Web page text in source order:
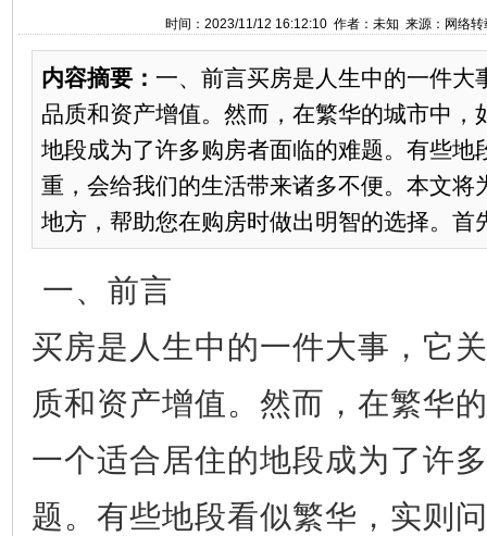
时间：2023/11/12 16:12:10 作者：未知 来源：网络
内容摘要： 一、前言买房是人生中的一件大
品质和资产增值。然而，在繁华的城市中，
地段成为了许多购房者面临的难题。有些地
重，会给我们的生活带来诸多不便。本文将
地方，帮助您在购房时做出明智的选择。首
一、前言
买房是人生中的一件大事，它
质和资产增值。然而，在繁华
一个适合居住的地段成为了许
题。有些地段看似繁华，实则